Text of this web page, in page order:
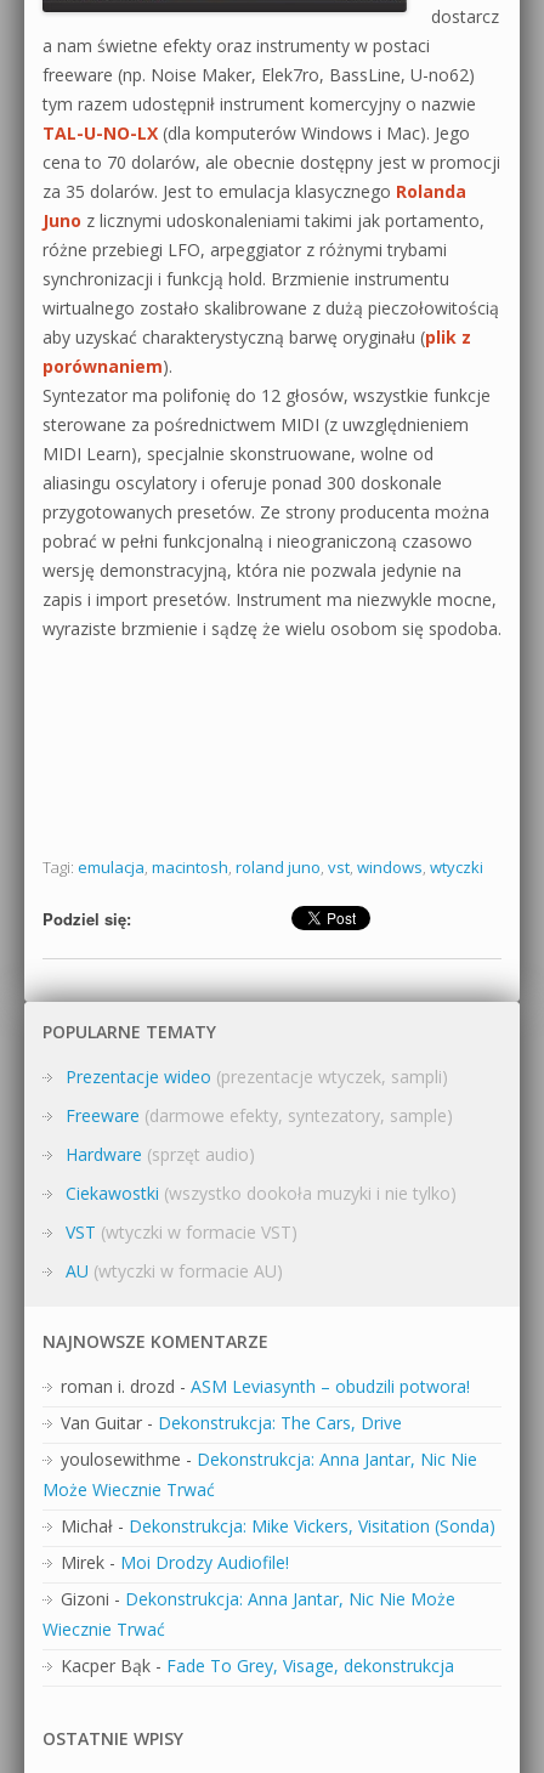
dostarcz
a nam świetne efekty oraz instrumenty w postaci
freeware (np. Noise Maker, Elek7ro, BassLine, U-no62)
tym razem udostępnił instrument komercyjny o nazwie
TAL-U-NO-LX (dla komputerów Windows i Mac). Jego
cena to 70 dolarów, ale obecnie dostępny jest w promocji
za 35 dolarów. Jest to emulacja klasycznego Rolanda
Juno z licznymi udoskonaleniami takimi jak portamento,
różne przebiegi LFO, arpeggiator z różnymi trybami
synchronizacji i funkcją hold. Brzmienie instrumentu
wirtualnego zostało skalibrowane z dużą pieczołowitością
aby uzyskać charakterystyczną barwę oryginału (plik z
porównaniem).
Syntezator ma polifonię do 12 głosów, wszystkie funkcje
sterowane za pośrednictwem MIDI (z uwzględnieniem
MIDI Learn), specjalnie skonstruowane, wolne od
aliasingu oscylatory i oferuje ponad 300 doskonale
przygotowanych presetów. Ze strony producenta można
pobrać w pełni funkcjonalną i nieograniczoną czasowo
wersję demonstracyjną, która nie pozwala jedynie na
zapis i import presetów. Instrument ma niezwykle mocne,
wyraziste brzmienie i sądzę że wielu osobom się spodoba.
Tagi: emulacja, macintosh, roland juno, vst, windows, wtyczki
Podziel się:
POPULARNE TEMATY
Prezentacje wideo (prezentacje wtyczek, sampli)
Freeware (darmowe efekty, syntezatory, sample)
Hardware (sprzęt audio)
Ciekawostki (wszystko dookoła muzyki i nie tylko)
VST (wtyczki w formacie VST)
AU (wtyczki w formacie AU)
NAJNOWSZE KOMENTARZE
roman i. drozd - ASM Leviasynth – obudzili potwora!
Van Guitar - Dekonstrukcja: The Cars, Drive
youlosewithme - Dekonstrukcja: Anna Jantar, Nic Nie
Może Wiecznie Trwać
Michał - Dekonstrukcja: Mike Vickers, Visitation (Sonda)
Mirek - Moi Drodzy Audiofile!
Gizoni - Dekonstrukcja: Anna Jantar, Nic Nie Może
Wiecznie Trwać
Kacper Bąk - Fade To Grey, Visage, dekonstrukcja
OSTATNIE WPISY